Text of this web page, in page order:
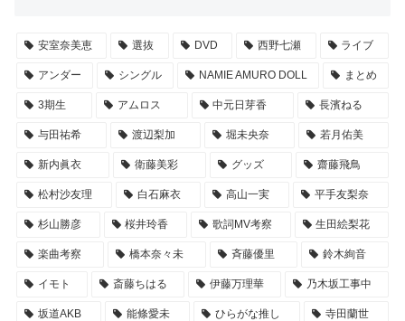
安室奈美恵 選抜 DVD 西野七瀬 ライブ
アンダー シングル NAMIE AMURO DOLL まとめ
3期生 アムロス 中元日芽香 長濱ねる
与田祐希 渡辺梨加 堀未央奈 若月佑美
新内眞衣 衛藤美彩 グッズ 齋藤飛鳥
松村沙友理 白石麻衣 高山一実 平手友梨奈
杉山勝彦 桜井玲香 歌詞MV考察 生田絵梨花
楽曲考察 橋本奈々未 斉藤優里 鈴木絢音
イモト 斎藤ちはる 伊藤万理華 乃木坂工事中
坂道AKB 能條愛未 ひらがな推し 寺田蘭世